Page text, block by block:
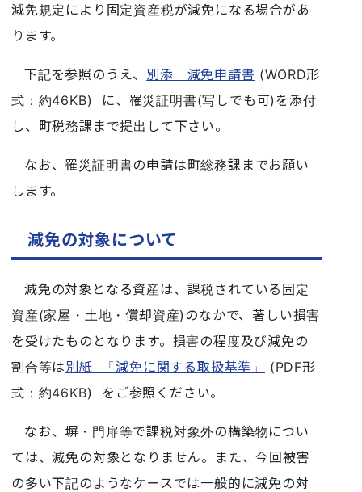
減免規定により固定資産税が減免になる場合があ
ります。
下記を参照のうえ、 別添 減免申請書 (WORD形
式：約46KB) に、罹災証明書(写しでも可)を添付
し、町税務課まで提出して下さい。
なお、罹災証明書の申請は町総務課までお願い
します。
減免の対象について
減免の対象となる資産は、課税されている固定
資産(家屋・土地・償却資産)のなかで、著しい損害
を受けたものとなります。損害の程度及び減免の
割合等は別紙 「減免に関する取扱基準」
(PDF形
式：約46KB) をご参照ください。
なお、塀・門扉等で課税対象外の構築物につい
ては、減免の対象となりません。また、今回被害
の多い下記のようなケースでは一般的に減免の対